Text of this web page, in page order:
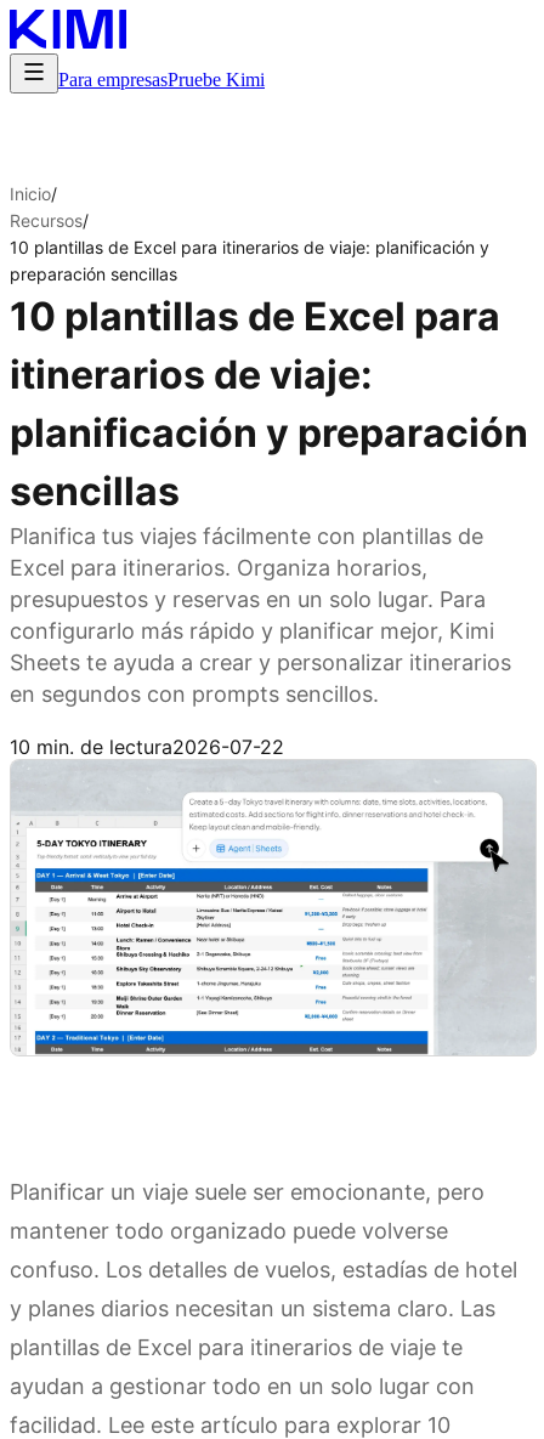
Para empresasPruebe Kimi
Inicio/
Recursos/
10 plantillas de Excel para itinerarios de viaje: planificación y
preparación sencillas
10 plantillas de Excel para
itinerarios de viaje:
planificación y preparación
sencillas
Planifica tus viajes fácilmente con plantillas de
Excel para itinerarios. Organiza horarios,
presupuestos y reservas en un solo lugar. Para
configurarlo más rápido y planificar mejor, Kimi
Sheets te ayuda a crear y personalizar itinerarios
en segundos con prompts sencillos.
10 min. de lectura2026-07-22
Planificar un viaje suele ser emocionante, pero
mantener todo organizado puede volverse
confuso. Los detalles de vuelos, estadías de hotel
y planes diarios necesitan un sistema claro. Las
plantillas de Excel para itinerarios de viaje te
ayudan a gestionar todo en un solo lugar con
facilidad. Lee este artículo para explorar 10